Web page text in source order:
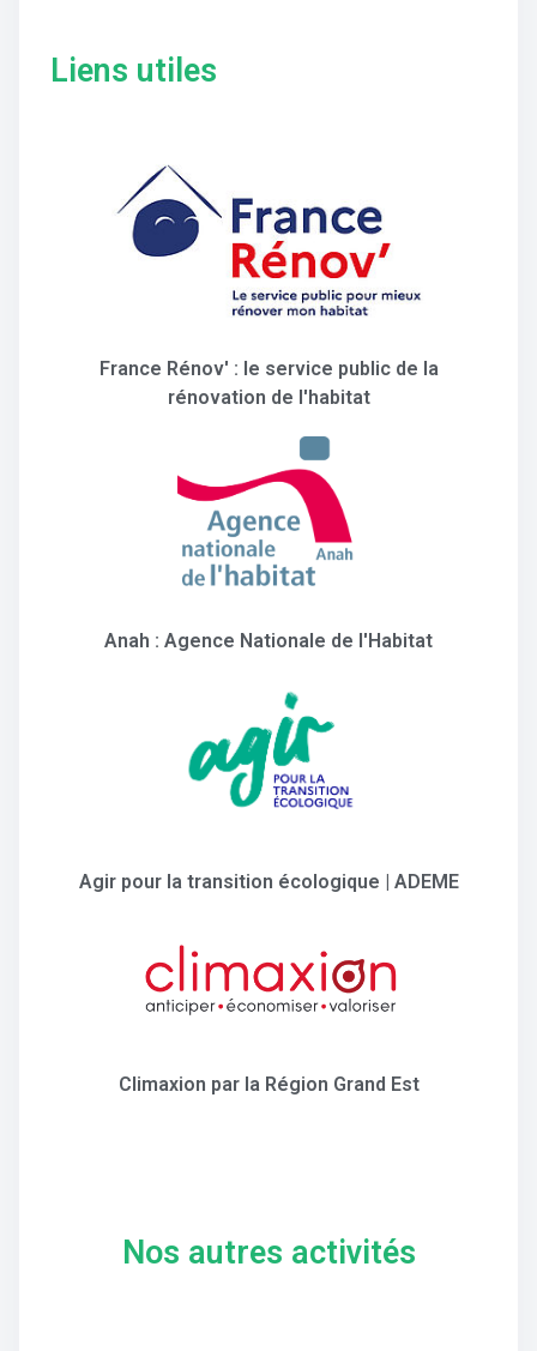
Liens utiles
France Rénov' : le service public de la
rénovation de l'habitat
Anah : Agence Nationale de l'Habitat
Agir pour la transition écologique | ADEME
Climaxion par la Région Grand Est
Nos autres activités